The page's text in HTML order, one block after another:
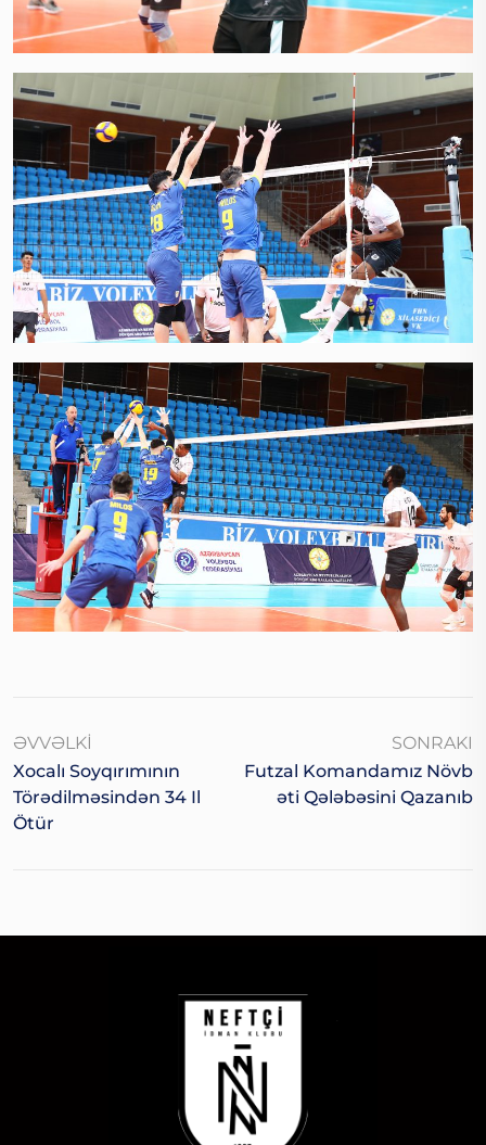
ƏVVƏLKI
Xocalı Soyqırımının
Törədilməsindən 34 Il
Ötür
SONRAKI
Futzal Komandamız Növb
Əti Qələbəsini Qazanıb